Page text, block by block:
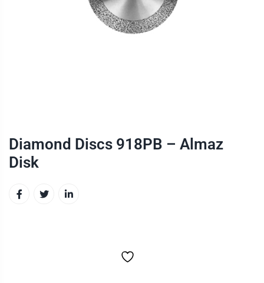
Diamond Discs 918PB – Almaz
Disk